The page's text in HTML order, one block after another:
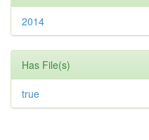
2014
Has File(s)
true